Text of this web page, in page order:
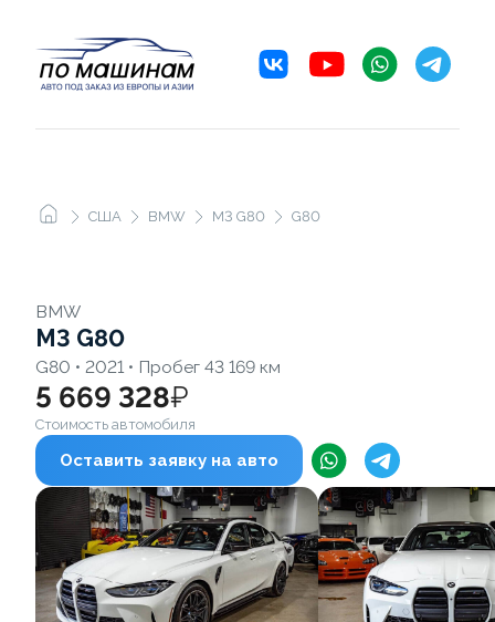
США BMW M3 G80 G80
BMW
M3 G80
G80 • 2021 • Пробег 43 169 км
5 669 328₽
Стоимость автомобиля
Оставить заявку на авто